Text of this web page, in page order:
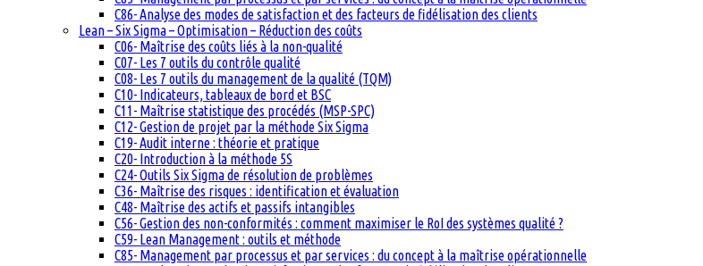
C86- Analyse des modes de satisfaction et des facteurs de fidélisation des clients
Lean – Six Sigma – Optimisation – Réduction des coûts
C06- Maîtrise des coûts liés à la non-qualité
C07- Les 7 outils du contrôle qualité
C08- Les 7 outils du management de la qualité (TQM)
C10- Indicateurs, tableaux de bord et BSC
C11- Maîtrise statistique des procédés (MSP-SPC)
C12- Gestion de projet par la méthode Six Sigma
C19- Audit interne : théorie et pratique
C20- Introduction à la méthode 5S
C24- Outils Six Sigma de résolution de problèmes
C36- Maîtrise des risques : identification et évaluation
C48- Maîtrise des actifs et passifs intangibles
C56- Gestion des non-conformités : comment maximiser le RoI des systèmes qualité ?
C59- Lean Management : outils et méthode
C85- Management par processus et par services : du concept à la maîtrise opérationnelle